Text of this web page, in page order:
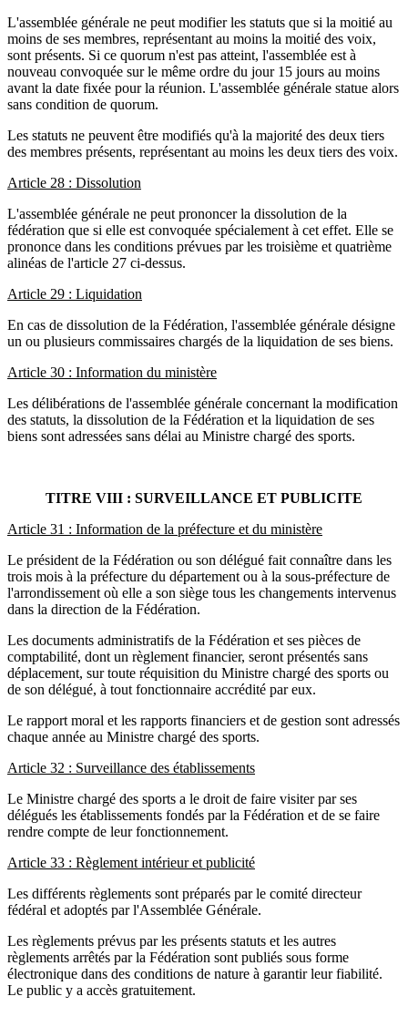
L'assemblée générale ne peut modifier les statuts que si la moitié au
moins de ses membres, représentant au moins la moitié des voix,
sont présents. Si ce quorum n'est pas atteint, l'assemblée est à
nouveau convoquée sur le même ordre du jour 15 jours au moins
avant la date fixée pour la réunion. L'assemblée générale statue alors
sans condition de quorum.
Les statuts ne peuvent être modifiés qu'à la majorité des deux tiers
des membres présents, représentant au moins les deux tiers des voix.
Article 28 : Dissolution
L'assemblée générale ne peut prononcer la dissolution de la
fédération que si elle est convoquée spécialement à cet effet. Elle se
prononce dans les conditions prévues par les troisième et quatrième
alinéas de l'article 27 ci-dessus.
Article 29 : Liquidation
En cas de dissolution de la Fédération, l'assemblée générale désigne
un ou plusieurs commissaires chargés de la liquidation de ses biens.
Article 30 : Information du ministère
Les délibérations de l'assemblée générale concernant la modification
des statuts, la dissolution de la Fédération et la liquidation de ses
biens sont adressées sans délai au Ministre chargé des sports.
TITRE VIII : SURVEILLANCE ET PUBLICITE
Article 31 : Information de la préfecture et du ministère
Le président de la Fédération ou son délégué fait connaître dans les
trois mois à la préfecture du département ou à la sous-préfecture de
l'arrondissement où elle a son siège tous les changements intervenus
dans la direction de la Fédération.
Les documents administratifs de la Fédération et ses pièces de
comptabilité, dont un règlement financier, seront présentés sans
déplacement, sur toute réquisition du Ministre chargé des sports ou
de son délégué, à tout fonctionnaire accrédité par eux.
Le rapport moral et les rapports financiers et de gestion sont adressés
chaque année au Ministre chargé des sports.
Article 32 : Surveillance des établissements
Le Ministre chargé des sports a le droit de faire visiter par ses
délégués les établissements fondés par la Fédération et de se faire
rendre compte de leur fonctionnement.
Article 33 : Règlement intérieur et publicité
Les différents règlements sont préparés par le comité directeur
fédéral et adoptés par l'Assemblée Générale.
Les règlements prévus par les présents statuts et les autres
règlements arrêtés par la Fédération sont publiés sous forme
électronique dans des conditions de nature à garantir leur fiabilité.
Le public y a accès gratuitement.